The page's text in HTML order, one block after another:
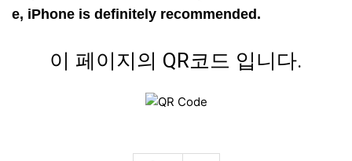
e, iPhone is definitely recommended.
이 페이지의 QR코드 입니다.